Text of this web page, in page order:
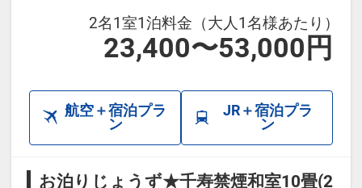
2名1室1泊料金（大人1名様あたり）
23,400〜53,000円
航空＋宿泊プラ
ン
JR＋宿泊プラ
ン
お泊りじょうず★千寿禁煙和室10畳(2